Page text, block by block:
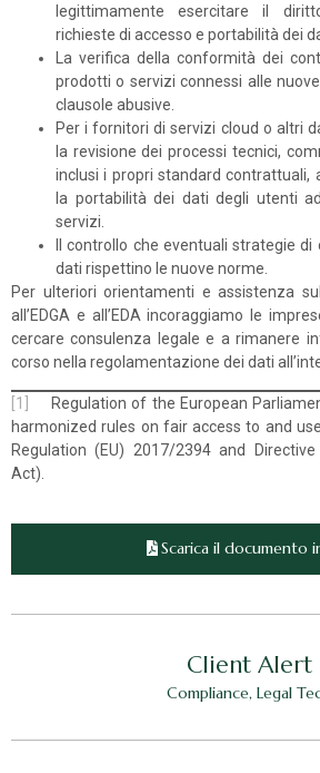
legittimamente esercitare il
richieste di accesso e portabilità dei
La verifica della conformità dei
prodotti o servizi connessi alle
clausole abusive.
Per i fornitori di servizi cloud o altri
la revisione dei processi tecnici,
inclusi i propri standard contrattuali,
la portabilità dei dati degli utenti
servizi.
Il controllo che eventuali strategie
dati rispettino le nuove norme.
Per ulteriori orientamenti e assistenza
all’EDGA e all’EDA incoraggiamo le
cercare consulenza legale e a rimanere
corso nella regolamentazione dei dati
[1]
Regulation of the European
harmonized rules on fair access to and
Regulation (EU) 2017/2394 and
Act).
Scarica il documento
Client Alert
Compliance, Legal